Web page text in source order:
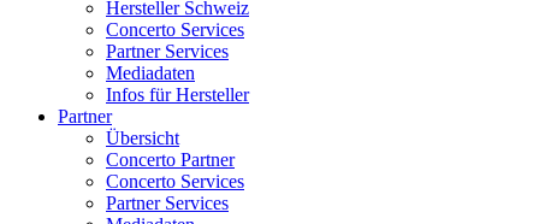
Hersteller Schweiz
Concerto Services
Partner Services
Mediadaten
Infos für Hersteller
Partner
Übersicht
Concerto Partner
Concerto Services
Partner Services